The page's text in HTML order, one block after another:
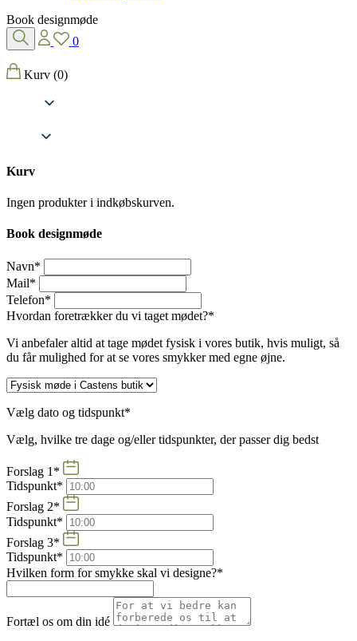
Book designmøde
0
Kurv (0)
Kurv
Ingen produkter i indkøbskurven.
Book designmøde
Navn*
Mail*
Telefon*
Hvordan foretrækker du vi taget mødet?*
Vi anbefaler altid at tage mødet fysisk i vores butik, hvis muligt, så
du får mulighed for at se vores smykker med egne øjne.
Vælg dato og tidspunkt*
Vælg, hvilke tre dage og/eller tidspunkter, der passer dig bedst
Forslag 1*
Tidspunkt*
Forslag 2*
Tidspunkt*
Forslag 3*
Tidspunkt*
Hvilken form for smykke skal vi designe?*
Fortæl os om din idé